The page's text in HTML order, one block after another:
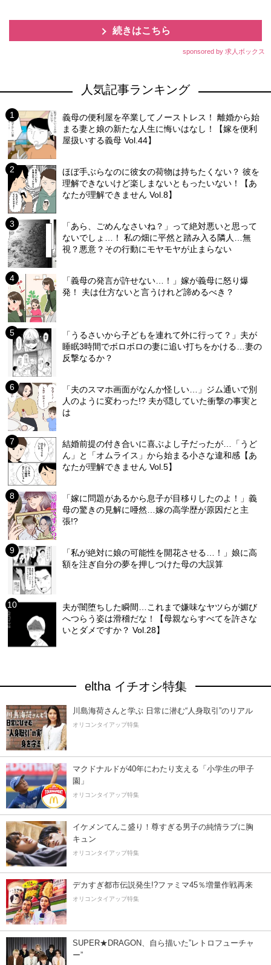
続きはこちら
sponsored by 求人ボックス
人気記事ランキング
義母の便利屋を卒業してノーストレス！ 離婚から始
まる妻と娘の新たな人生に悔いはなし！【嫁を便利
屋扱いする義母 Vol.44】
ほぼ手ぶらなのに彼女の荷物は持ちたくない？ 彼を
理解できないけど楽しまないともったいない！【あ
なたが理解できません Vol.8】
「あら、ごめんなさいね？」って絶対悪いと思って
ないでしょ…！ 私の畑に平然と踏み入る隣人…無
視？悪意？その行動にモヤモヤが止まらない
「義母の発言が許せない…！」嫁が義母に怒り爆
発！ 夫は仕方ないと言うけれど諦めるべき？
「うるさいから子どもを連れて外に行って？」夫が
睡眠3時間でボロボロの妻に追い打ちをかける…妻の
反撃なるか？
「夫のスマホ画面がなんか怪しい…」ジム通いで別
人のように変わった!? 夫が隠していた衝撃の事実と
は
結婚前提の付き合いに喜ぶよし子だったが…「うど
ん」と「オムライス」から始まる小さな違和感【あ
なたが理解できません Vol.5】
「嫁に問題があるから息子が目移りしたのよ！」義
母の驚きの見解に唖然…嫁の高学歴が原因だと主
張!?
「私が絶対に娘の可能性を開花させる…！」娘に高
額を注ぎ自分の夢を押しつけた母の大誤算
夫が闇堕ちした瞬間…これまで嫌味なヤツらが媚び
へつらう姿は滑稽だな！【母親ならすべてを許さな
いとダメですか？ Vol.28】
eltha イチオシ特集
川島海荷さんと学ぶ 日常に潜む“人身取引”のリアル
オリコンタイアップ特集
マクドナルドが40年にわたり支える「小学生の甲子
園」
オリコンタイアップ特集
イケメンてんこ盛り！尊すぎる男子の純情ラブに胸
キュン
オリコンタイアップ特集
デカすぎ都市伝説発生!?ファミマ45％増量作戦再来
オリコンタイアップ特集
SUPER★DRAGON、自ら描いた”レトロフューチャ
ー”